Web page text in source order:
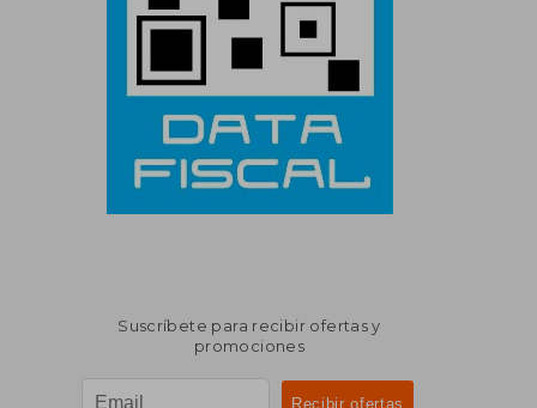
Suscríbete para recibir ofertas y
promociones